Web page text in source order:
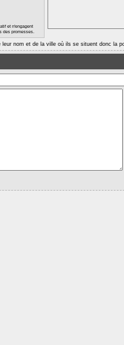
et n'engagent
des promesses.
nom et de la ville où ils se situent donc la